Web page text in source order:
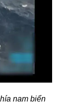
nam biển